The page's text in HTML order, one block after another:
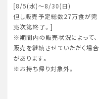
[8/5(水)～8/30(日)
但し販売予定総数27万食が完
売次第終了。]
※期間内の販売状況によって、
販売を継続させていただく場合
があります。
※お持ち帰り対象外。